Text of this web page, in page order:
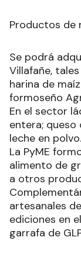
Productos de
Se podrá
Villafañe,
harina de
formoseño
En el sector
entera; queso
leche en polvo.
La PyME
alimento de
a otros
artesanales
ediciones en
garrafa de